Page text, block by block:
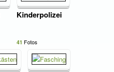
Kinderpolizei
41 Fotos